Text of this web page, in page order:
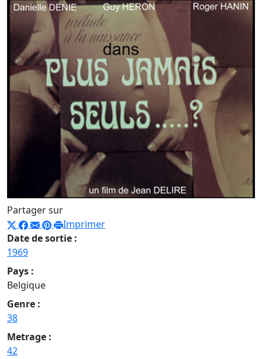
Partager sur
Imprimer
Date de sortie :
1969
Pays :
Belgique
Genre :
38
Metrage :
42